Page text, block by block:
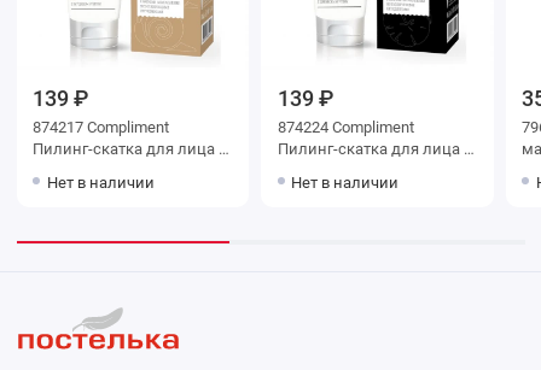
139 ₽
874217 Compliment
Пилинг-скатка для лица с
Нет в наличии
139 ₽
874224 Compliment
Пилинг-скатка для лица с
Нет в наличии